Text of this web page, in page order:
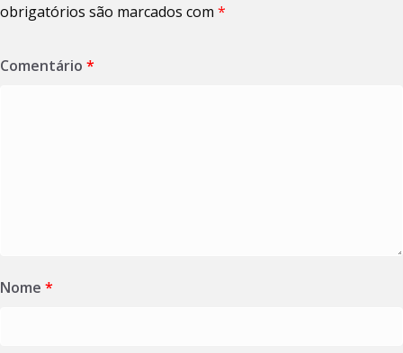
obrigatórios são marcados com *
Comentário *
Nome *